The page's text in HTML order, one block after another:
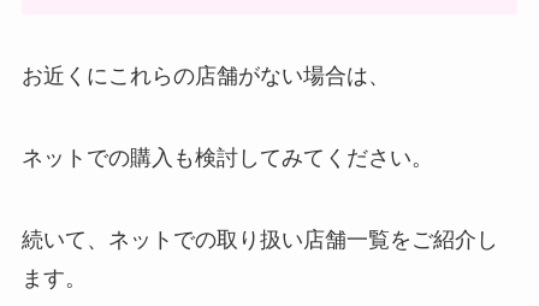
お近くにこれらの店舗がない場合は、
ネットでの購入も検討してみてください。
続いて、ネットでの取り扱い店舗一覧をご紹介し
ます。